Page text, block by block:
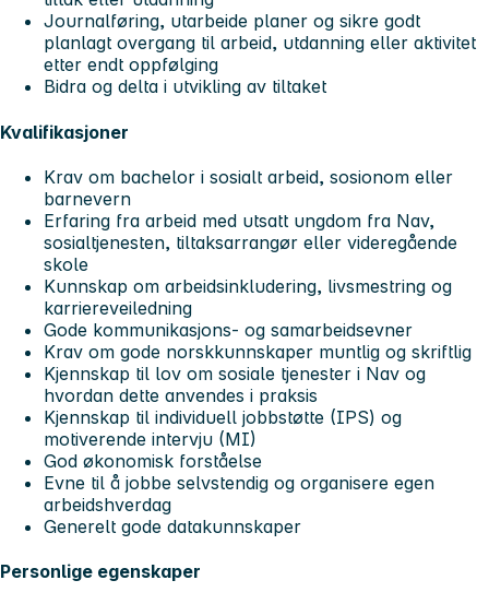
Journalføring, utarbeide planer og sikre godt
planlagt overgang til arbeid, utdanning eller aktivitet
etter endt oppfølging
Bidra og delta i utvikling av tiltaket
Kvalifikasjoner
Krav om bachelor i sosialt arbeid, sosionom eller
barnevern
Erfaring fra arbeid med utsatt ungdom fra Nav,
sosialtjenesten, tiltaksarrangør eller videregående
skole
Kunnskap om arbeidsinkludering, livsmestring og
karriereveiledning
Gode kommunikasjons- og samarbeidsevner
Krav om gode norskkunnskaper muntlig og skriftlig
Kjennskap til lov om sosiale tjenester i Nav og
hvordan dette anvendes i praksis
Kjennskap til individuell jobbstøtte (IPS) og
motiverende intervju (MI)
God økonomisk forståelse
Evne til å jobbe selvstendig og organisere egen
arbeidshverdag
Generelt gode datakunnskaper
Personlige egenskaper